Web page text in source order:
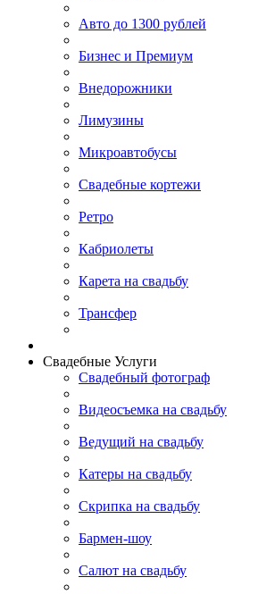
Авто до 1300 рублей
Бизнес и Премиум
Внедорожники
Лимузины
Микроавтобусы
Свадебные кортежи
Ретро
Кабриолеты
Карета на свадьбу
Трансфер
Свадебные Услуги
Свадебный фотограф
Видеосъемка на свадьбу
Ведущий на свадьбу
Катеры на свадьбу
Скрипка на свадьбу
Бармен-шоу
Салют на свадьбу